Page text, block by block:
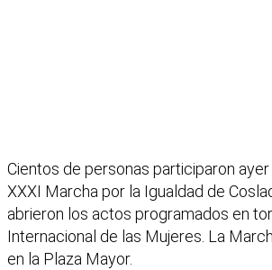
Cientos de personas participaron
XXXI Marcha por la Igualdad de
abrieron los actos programados en
Internacional de las Mujeres. La
en la Plaza Mayor.